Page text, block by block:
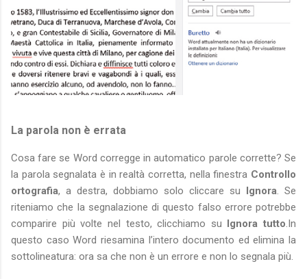
La parola non è errata
Cosa fare se Word corregge in automatico parole corrette? Se
la parola segnalata è in realtà corretta, nella finestra Controllo
ortografia, a destra, dobbiamo solo cliccare su Ignora . Se
riteniamo che la segnalazione di questo falso errore potrebbe
comparire più volte nel testo, clicchiamo su Ignora tutto .In
questo caso Word riesamina l’intero documento ed elimina la
sottolineatura: ora sa che non è un errore e non lo segnala più.